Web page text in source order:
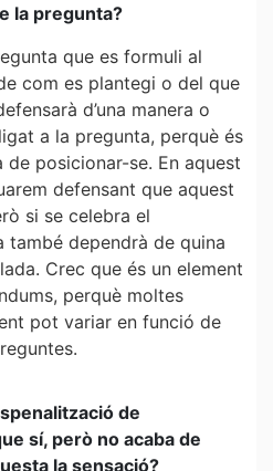
la pregunta?
que es formuli al
com es plantegi o del que
d’una manera o
a la pregunta, perquè és
de posicionar-se. En aquest
defensant que aquest
si se celebra el
també dependrà de quina
Crec que és un element
perquè moltes
pot variar en funció de
de
sí, però no acaba de
la sensació?